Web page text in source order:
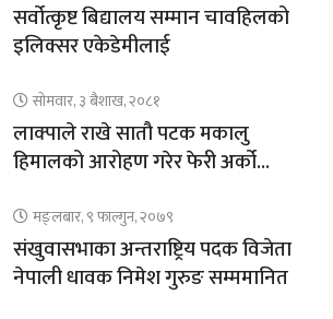
सर्वोत्कृष्ट बिद्यालय सम्मान चावहिलको
इलिक्सर एकेडेमीलाई
सोमवार, ३ बैशाख, २०८१
लाक्पाले राखे सातौ पटक मकालु
हिमालको आरोहण गरेर फेरी अर्को
मङ्लबार, ९ फाल्गुन, २०७९
संखुवासभाका अन्तराष्ट्रिय पदक विजेता
नेपाली धावक निमेश गुरुङ सम्ममानित